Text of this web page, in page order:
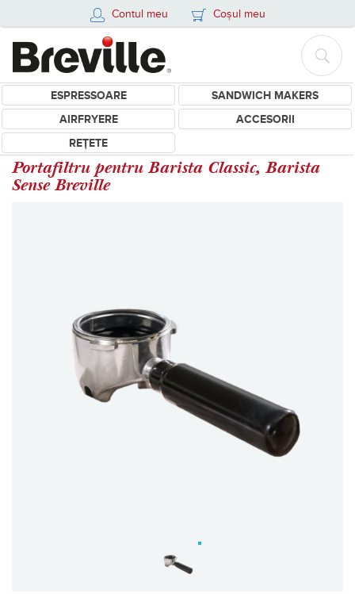
Contul meu Coșul meu
ESPRESSOARE
SANDWICH MAKERS
AIRFRYERE
ACCESORII
REȚETE
Portafiltru pentru Barista Classic, Barista
Sense Breville